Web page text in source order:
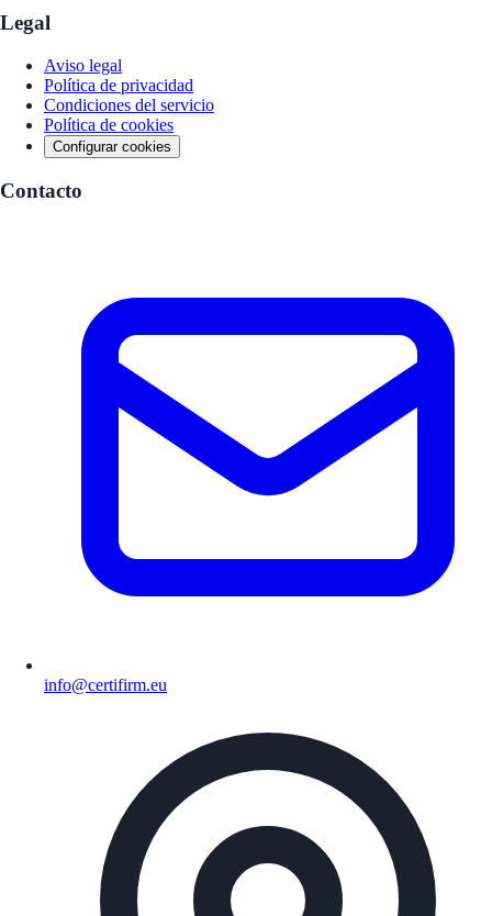
Legal
Aviso legal
Política de privacidad
Condiciones del servicio
Política de cookies
Configurar cookies
Contacto
info@certifirm.eu